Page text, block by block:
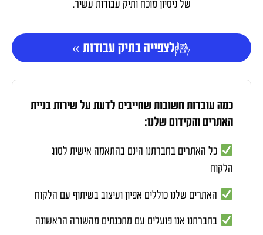
של ניסיון מוכח ותיק עבודות עשיר.
לצפייה בתיק עבודות »
כמה עובדות חשובות שחייבים לדעת על שירות בניית
האתרים והקידום שלנו:
כל האתרים בחברתנו הינם בהתאמה אישית לסוג
הלקוח
האתרים שלנו כוללים אפיון ועיצוב בשיתוף עם הלקוח
בחברתנו אנו פועלים עם מתכנתים מהשורה הראשונה